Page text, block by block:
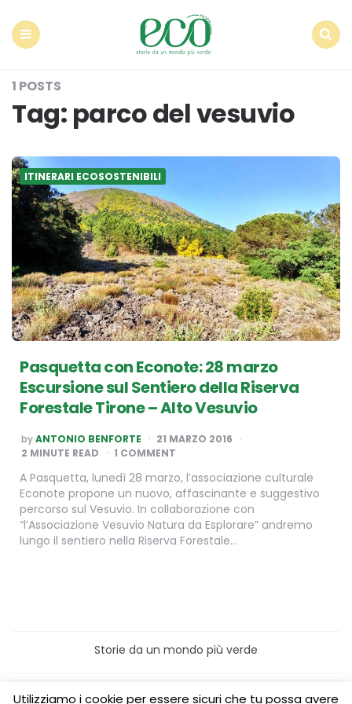
1 POSTS
Tag: parco del vesuvio
ITINERARI ECOSOSTENIBILI
Pasquetta con Econote: 28 marzo
Escursione sul Sentiero della Riserva
Forestale Tirone – Alto Vesuvio
POSTED
BY
byANTONIO BENFORTE
21 MARZO 2016
2 MINUTE READ 1 COMMENT
A Pasquetta, lunedì 28 marzo, l’associazione culturale
Econote propone un nuovo, affascinante e suggestivo
percorso sul Vesuvio. In collaborazione con
“l’Associazione Vesuvio Natura da Esplorare” andremo
lungo il sentiero nella Riserva Forestale…
Storie da un mondo più verde
Home
Turismo sostenibile
Utilizziamo i cookie per essere sicuri che tu possa avere